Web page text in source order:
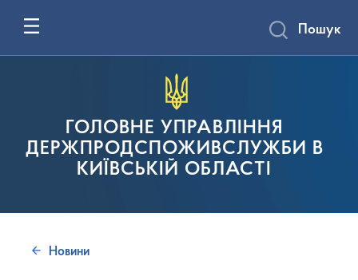
ГОЛОВНЕ УПРАВЛІННЯ
ДЕРЖПРОДСПОЖИВСЛУЖБИ В
КИЇВСЬКІЙ ОБЛАСТІ
Пошук
Новини